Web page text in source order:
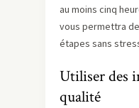
au moins cinq
vous permettra
étapes sans
Utiliser des
qualité